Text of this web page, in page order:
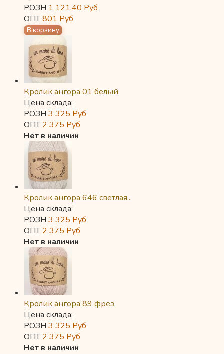
РОЗН 1 121,40 Руб
ОПТ801 Руб
Кролик ангора 01 белый
Цена склада:
РОЗН 3 325 Руб
ОПТ2 375 Руб
Нет в наличии
Кролик ангора 646 светлая...
Цена склада:
РОЗН 3 325 Руб
ОПТ2 375 Руб
Нет в наличии
Кролик ангора 89 фрез
Цена склада:
РОЗН 3 325 Руб
ОПТ2 375 Руб
Нет в наличии